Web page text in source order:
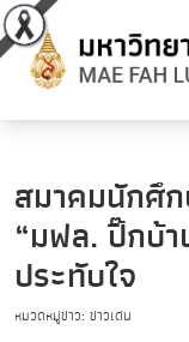
สมาคมนักศึ
“มฟล. ปิ๊กบ้
ประทับใจ
หมวดหมู่ข่าว: ข่าวเด่น